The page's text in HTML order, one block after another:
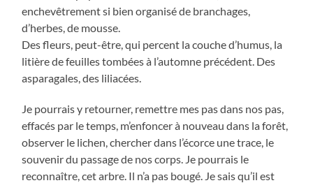
enchevêtrement si bien organisé de branchages,
d’herbes, de mousse.
Des fleurs, peut-être, qui percent la couche d’humus, la
litière de feuilles tombées à l’automne précédent. Des
asparagales, des liliacées.
Je pourrais y retourner, remettre mes pas dans nos pas,
effacés par le temps, m’enfoncer à nouveau dans la forêt,
observer le lichen, chercher dans l’écorce une trace, le
souvenir du passage de nos corps. Je pourrais le
reconnaître, cet arbre. Il n’a pas bougé. Je sais qu’il est